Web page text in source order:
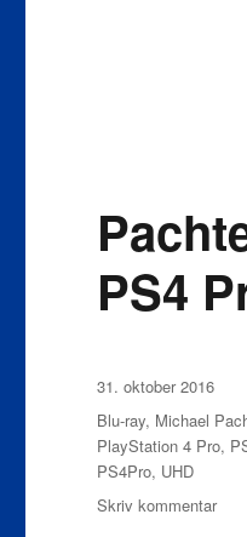
PS4
Udgivet
31. oktober 2016
Tags
Blu-ray, Michael
PlayStation 4 Pro,
PS4Pro, UHD
Skriv kommentartil